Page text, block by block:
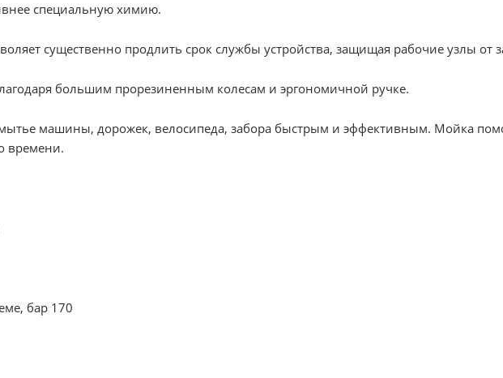
специальную химию.
существенно продлить срок службы устройства, защищая рабочие узлы от
большим прорезиненным колесам и эргономичной ручке.
машины, дорожек, велосипеда, забора быстрым и эффективным. Мойка
времени.
бар 170